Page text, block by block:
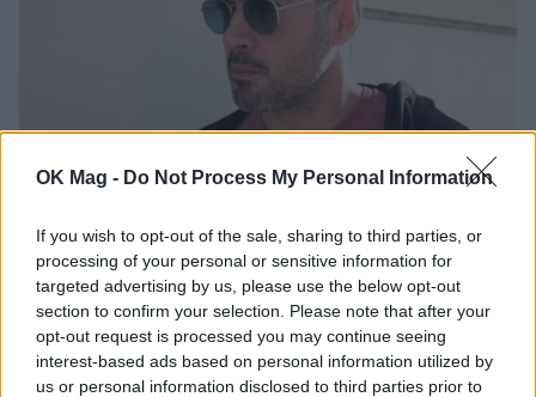
OK Mag - Do Not Process My Personal Information
If you wish to opt-out of the sale, sharing to third parties, or
processing of your personal or sensitive information for
targeted advertising by us, please use the below opt-out
section to confirm your selection. Please note that after your
opt-out request is processed you may continue seeing
interest-based ads based on personal information utilized by
us or personal information disclosed to third parties prior to
φωτογραφίες με τον αδελφό του και οι
τρυφερές ευχές για τα γενέθλιά του